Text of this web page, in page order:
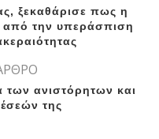
ξεκαθάρισε πως η
την υπεράσπιση
των ανιστόρητων και
της